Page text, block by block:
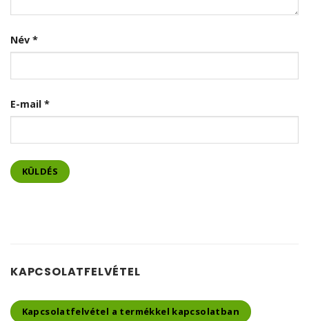
Név *
E-mail *
KAPCSOLATFELVÉTEL
Kapcsolatfelvétel a termékkel kapcsolatban